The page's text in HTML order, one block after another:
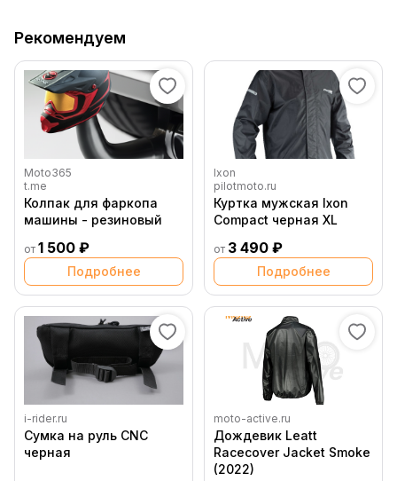
Рекомендуем
Moto365
t.me
Колпак для фаркопа
машины - резиновый
от 1 500 ₽
Подробнее
Ixon
pilotmoto.ru
Куртка мужская Ixon
Compact черная XL
от 3 490 ₽
Подробнее
i-rider.ru
Сумка на руль CNC
черная
moto-active.ru
Дождевик Leatt
Racecover Jacket Smoke
(2022)